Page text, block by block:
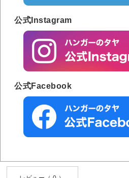
公式Instagram
公式Facebook